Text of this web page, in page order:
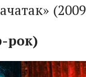
рок)